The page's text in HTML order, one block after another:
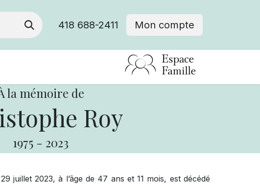
418 688-2411 Mon compte
la mémoire de
Roy
1975 - 2023
juillet 2023, à l’âge de 47 ans et 11 mois, est décédé